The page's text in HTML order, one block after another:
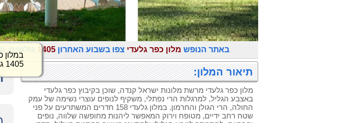
באתר הנופש מלון כפר גלעדי צפו בשבוע האחרון1405 גולשים,
תיאור המלון:
מלון כפר גלעדי מרשת מלונות ישראל קנדה, שוכן בקיבוץ כפר גלעדי
באצבע הגליל, למרגלות הרי נפתלי, משקיף לנופים עוצרי נשימה של עמק
החולה, הרי הגולן והחרמון. במלון גלעדי 158 חדרים המשתרעים על פני
שטח רחב ידיים, מטופח וירוק המאפשר ליהנות מחופשה שלווה, נופים
במלון
1405 גולשים בשבוע האחרון